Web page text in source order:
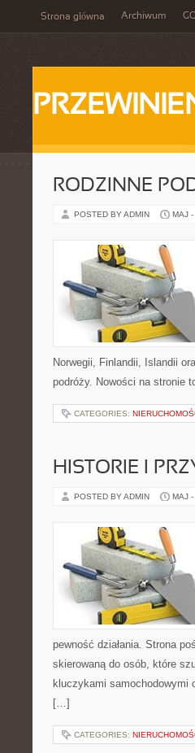
Strona główna Archiwum
RODZINNE
POSTED BY ADMIN MAJ
Norwegii, Finlandii, Islandii
podróży. Nowości na stronie
CATEGORIES:
HISTORIE I
POSTED BY ADMIN MAJ
pewność działania. Strona
skierowaną do osób, które
kluczykami samochodowymi
[…]
CATEGORIES: